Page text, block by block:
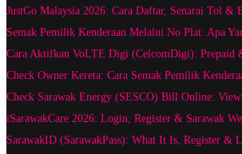
JustGo Malaysia 2026: Cara Daftar, Senarai Tol &
Semak Pemilik Kenderaan Melalui No Plat: Apa
Cara Aktifkan VoLTE Digi (CelcomDigi): Prepaid
Check Owner Kereta: Cara Semak Pemilik
Check Sarawak Energy (SESCO) Bill Online:
iSarawakCare 2026: Login, Register & Sarawak
SarawakID (SarawakPass): What It Is, Register &